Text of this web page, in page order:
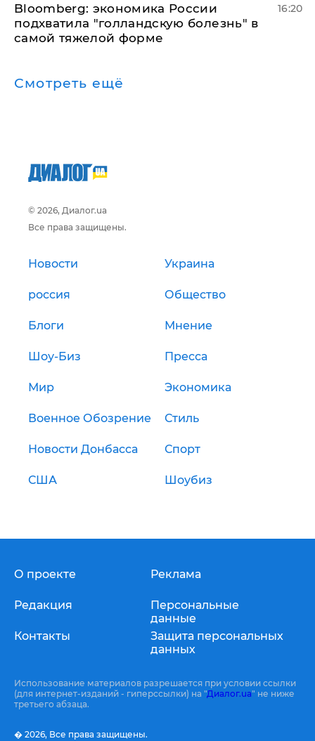
Bloomberg: экономика России
подхватила "голландскую болезнь" в
самой тяжелой форме
16:20
Смотреть ещё
© 2026, Диалог.ua
Все права защищены.
Новости Украина
россия Общество
Блоги Мнение
Шоу-Биз Пресса
Мир Экономика
Военное Обозрение Стиль
Новости Донбасса Спорт
США Шоубиз
О проекте
Редакция
Контакты
Реклама
Персональные
данные
Защита персональных
данных
Использование материалов разрешается при условии ссылки
(для интернет-изданий - гиперссылки) на "Диалог.ua" не ниже
третьего абзаца.
� 2026, Все права защищены.